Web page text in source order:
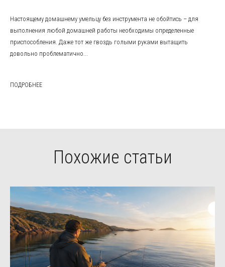
Настоящему домашнему умельцу без инструмента не обойтись – для
выполнения любой домашней работы необходимы определенные
приспособления. Даже тот же гвоздь голыми руками вытащить
довольно проблематично...
ПОДРОБНЕЕ
Похожие статьи